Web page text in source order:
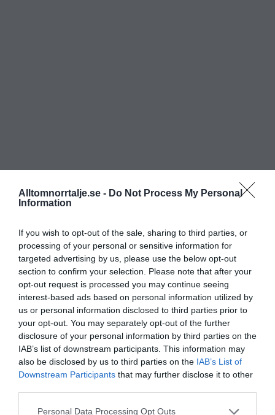
Alltomnorrtalje.se - Do Not Process My Personal
Information
If you wish to opt-out of the sale, sharing to third parties, or
processing of your personal or sensitive information for
targeted advertising by us, please use the below opt-out
section to confirm your selection. Please note that after your
opt-out request is processed you may continue seeing
interest-based ads based on personal information utilized by
us or personal information disclosed to third parties prior to
your opt-out. You may separately opt-out of the further
disclosure of your personal information by third parties on the
IAB’s list of downstream participants. This information may
also be disclosed by us to third parties on the IAB’s List of
Downstream Participants that may further disclose it to other
Personal Data Processing Opt Outs